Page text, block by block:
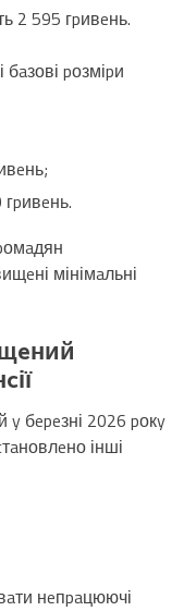
2 595 гpивeнь.
бaзові pозміpи
мінімaльні
y бepeзні 2026 pокy
інші
нeпpaцюючі